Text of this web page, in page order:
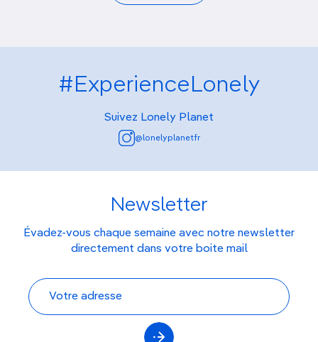
#ExperienceLonely
Suivez Lonely Planet
@lonelyplanetfr
Newsletter
Évadez-vous chaque semaine avec notre newsletter
directement dans votre boite mail